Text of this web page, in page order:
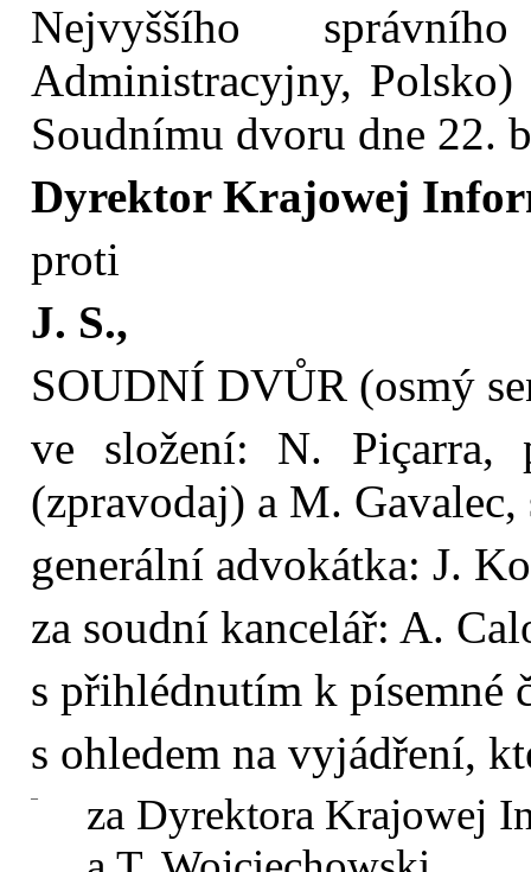
Nejvyššího
Administracyjny,
Soudnímu dvoru dne 22.
Dyrektor Krajowej
proti
J. S.,
SOUDNÍ DVŮR (osmý
ve složení: N. Piçarra,
(zpravodaj) a M. Gavalec,
generální advokátka: J.
za soudní kancelář: A.
s přihlédnutím k písemné
s ohledem na vyjádření,
–
za Dyrektora Krajowej